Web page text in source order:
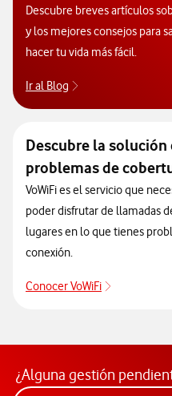
Descubre breves artículos
y los mejores consejos para
hacer tu vida más fácil.
Ir al Blog
Descubre la
problemas de
VoWiFi es el servicio que
poder disfrutar de llamadas
lugares en lo que tienes
conexión.
Conocer VoWiFi
Descubre
¿Alguna gestión